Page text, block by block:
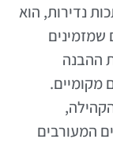
נדירות, הוא
שמזמינים
ההבנה
מקומיים.
המעורבים